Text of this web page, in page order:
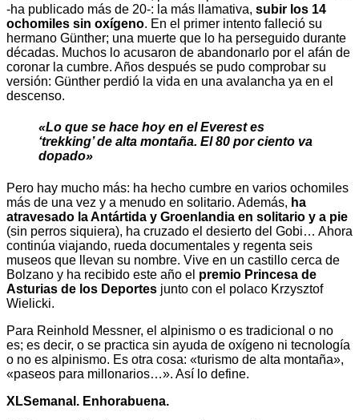
-ha publicado más de 20-: la más llamativa, subir los 14
ochomiles sin oxígeno. En el primer intento falleció su
hermano Günther; una muerte que lo ha perseguido durante
décadas. Muchos lo acusaron de abandonarlo por el afán de
coronar la cumbre. Años después se pudo comprobar su
versión: Günther perdió la vida en una avalancha ya en el
descenso.
«Lo que se hace hoy en el Everest es
‘trekking’ de alta montaña. El 80 por ciento va
dopado»
Pero hay mucho más: ha hecho cumbre en varios ochomiles
más de una vez y a menudo en solitario. Además, ha
atravesado la Antártida y Groenlandia en solitario y a pie
(sin perros siquiera), ha cruzado el desierto del Gobi… Ahora
continúa viajando, rueda documentales y regenta seis
museos que llevan su nombre. Vive en un castillo cerca de
Bolzano y ha recibido este año el premio Princesa de
Asturias de los Deportes junto con el polaco Krzysztof
Wielicki.
Para Reinhold Messner, el alpinismo o es tradicional o no
es; es decir, o se practica sin ayuda de oxígeno ni tecnología
o no es alpinismo. Es otra cosa: «turismo de alta montaña»,
«paseos para millonarios…». Así lo define.
XLSemanal. Enhorabuena.